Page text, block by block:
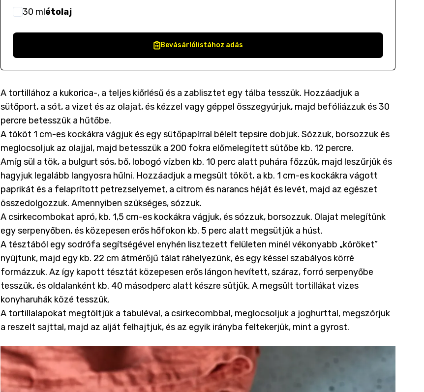
30 mlétolaj
Bevásárlólistához adás
A tortillához a kukorica-, a teljes kiőrlésű és a zablisztet egy tálba tesszük. Hozzáadjuk a
sütőport, a sót, a vizet és az olajat, és kézzel vagy géppel összegyúrjuk, majd befóliázzuk és 30
percre betesszük a hűtőbe.
A tököt 1 cm-es kockákra vágjuk és egy sütőpapírral bélelt tepsire dobjuk. Sózzuk, borsozzuk és
meglocsoljuk az olajjal, majd betesszük a 200 fokra előmelegített sütőbe kb. 12 percre.
Amíg sül a tök, a bulgurt sós, bő, lobogó vízben kb. 10 perc alatt puhára főzzük, majd leszűrjük és
hagyjuk legalább langyosra hűlni. Hozzáadjuk a megsült tököt, a kb. 1 cm-es kockákra vágott
paprikát és a felaprított petrezselyemet, a citrom és narancs héját és levét, majd az egészet
összedolgozzuk. Amennyiben szükséges, sózzuk.
A csirkecombokat apró, kb. 1,5 cm-es kockákra vágjuk, és sózzuk, borsozzuk. Olajat melegítünk
egy serpenyőben, és közepesen erős hőfokon kb. 5 perc alatt megsütjük a húst.
A tésztából egy sodrófa segítségével enyhén lisztezett felületen minél vékonyabb „köröket”
nyújtunk, majd egy kb. 22 cm átmérőjű tálat ráhelyezünk, és egy késsel szabályos körré
formázzuk. Az így kapott tésztát közepesen erős lángon hevített, száraz, forró serpenyőbe
tesszük, és oldalanként kb. 40 másodperc alatt készre sütjük. A megsült tortillákat vizes
konyharuhák közé tesszük.
A tortillalapokat megtöltjük a tabuléval, a csirkecombbal, meglocsoljuk a joghurttal, megszórjuk
a reszelt sajttal, majd az alját felhajtjuk, és az egyik irányba feltekerjük, mint a gyrost.